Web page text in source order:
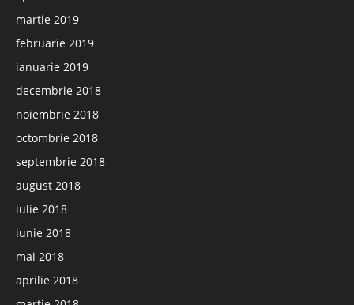
martie 2019
februarie 2019
ianuarie 2019
decembrie 2018
noiembrie 2018
octombrie 2018
septembrie 2018
august 2018
iulie 2018
iunie 2018
mai 2018
aprilie 2018